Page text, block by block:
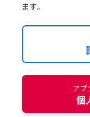
ます。
アプ
個